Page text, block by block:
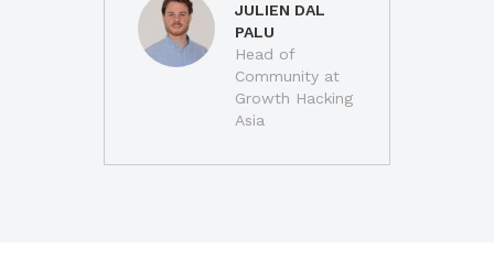
JULIEN DAL
PALU
Head of
Community at
Growth Hacking
Asia